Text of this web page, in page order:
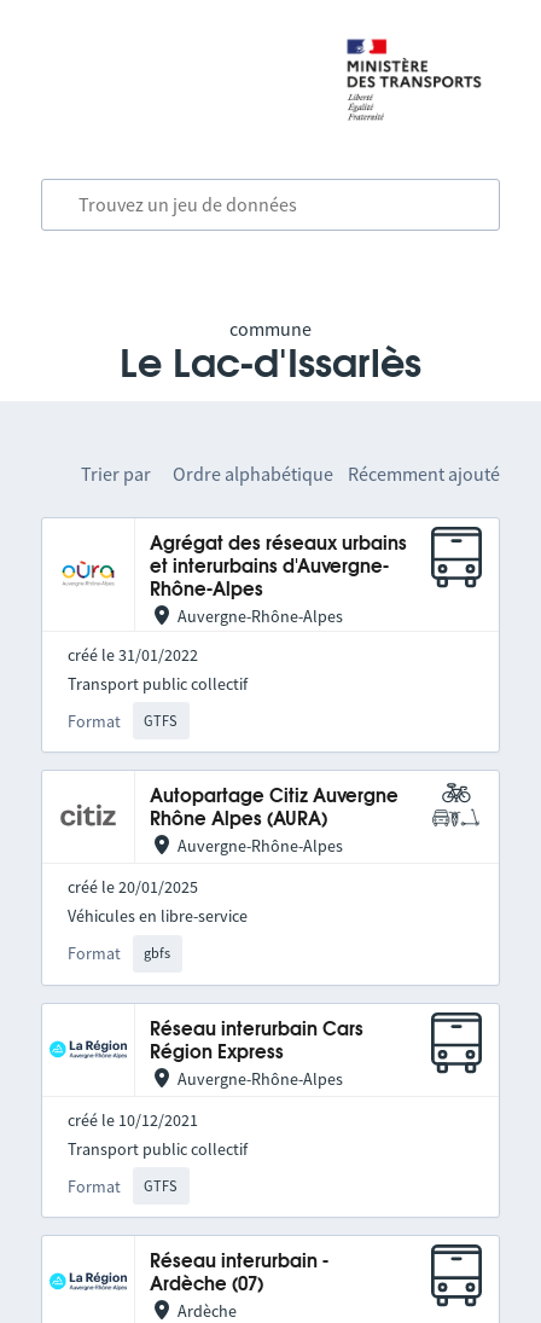
commune
Le Lac-d'Issarlès
Trier par Ordre alphabétique Récemment ajouté
Agrégat des réseaux urbains
et interurbains d'Auvergne-
Rhône-Alpes
Auvergne-Rhône-Alpes
créé le 31/01/2022
Format GTFS
Transport public collectif
Autopartage Citiz Auvergne
Rhône Alpes (AURA)
Auvergne-Rhône-Alpes
créé le 20/01/2025
Format gbfs
Véhicules en libre-service
Réseau interurbain Cars
Région Express
Auvergne-Rhône-Alpes
créé le 10/12/2021
Format GTFS
Transport public collectif
Réseau interurbain -
Ardèche (07)
Ardèche